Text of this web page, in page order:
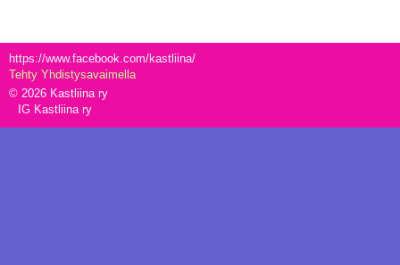
https://www.facebook.com/kastliina/
Tehty Yhdistysavaimella
© 2026 Kastliina ry
IG Kastliina ry